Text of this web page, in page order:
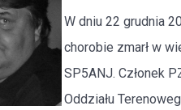
W dniu 22 grudnia
chorobie zmarł w
SP5ANJ. Członek
Oddziału